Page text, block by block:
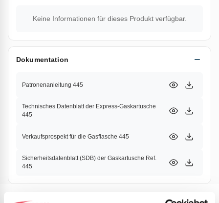
Keine Informationen für dieses Produkt verfügbar.
Dokumentation
Patronenanleitung 445
Technisches Datenblatt der Express-Gaskartusche
445
Verkaufsprospekt für die Gasflasche 445
Sicherheitsdatenblatt (SDB) der Gaskartusche Ref.
445